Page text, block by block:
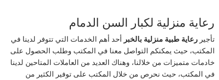
رعاية منزلية لكبار السن الدمام
تأجيررعاية طبية منزلية بالخبر أحد أهم الخدمات التي تتوفر لدينا في
المكتب، حيث يمكنكم التواصل معنا في المكتب وطلب الحصول على
خادمات متميزات من خلالنا، وهناك العديد من العاملات المتاحين لدينا
في المكتب، حيث نحرص من خلال المكتب على توفير الكثير من